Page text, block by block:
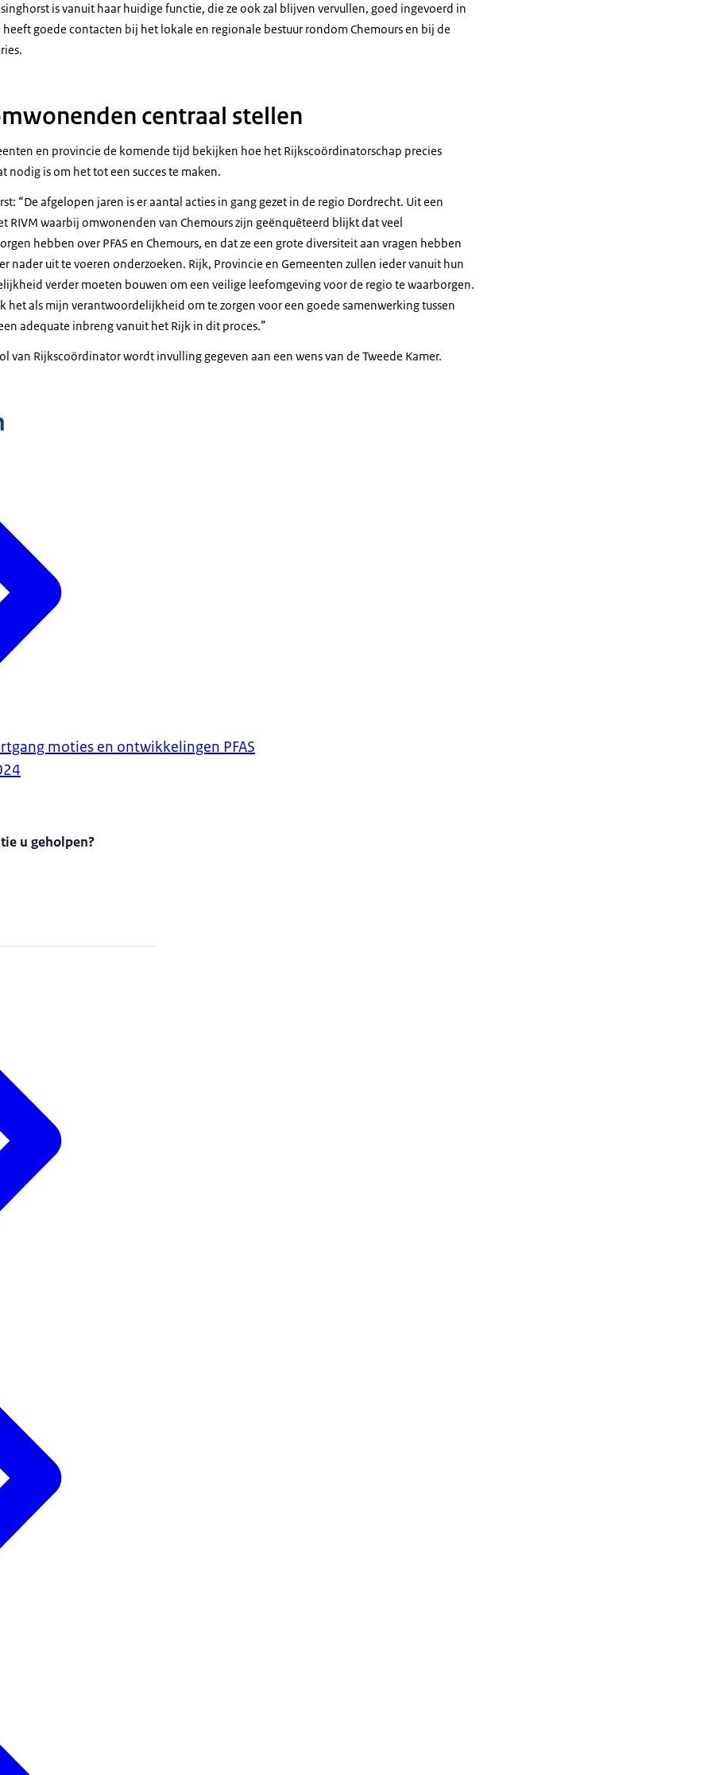
is vanuit haar huidige functie, die ze ook zal blijven vervullen, goed ingevoerd in
heeft goede contacten bij het lokale en regionale bestuur rondom Chemours en bij de
centraal stellen
en provincie de komende tijd bekijken hoe het Rijkscoördinatorschap precies
nodig is om het tot een succes te maken.
“De afgelopen jaren is er aantal acties in gang gezet in de regio Dordrecht. Uit een
RIVM waarbij omwonenden van Chemours zijn geënquêteerd blijkt dat veel
hebben over PFAS en Chemours, en dat ze een grote diversiteit aan vragen hebben
nader uit te voeren onderzoeken. Rijk, Provincie en Gemeenten zullen ieder vanuit hun
verder moeten bouwen om een veilige leefomgeving voor de regio te waarborgen.
het als mijn verantwoordelijkheid om te zorgen voor een goede samenwerking tussen
adequate inbreng vanuit het Rijk in dit proces.”
van Rijkscoördinator wordt invulling gegeven aan een wens van de Tweede Kamer.
moties en ontwikkelingen PFAS
u geholpen?